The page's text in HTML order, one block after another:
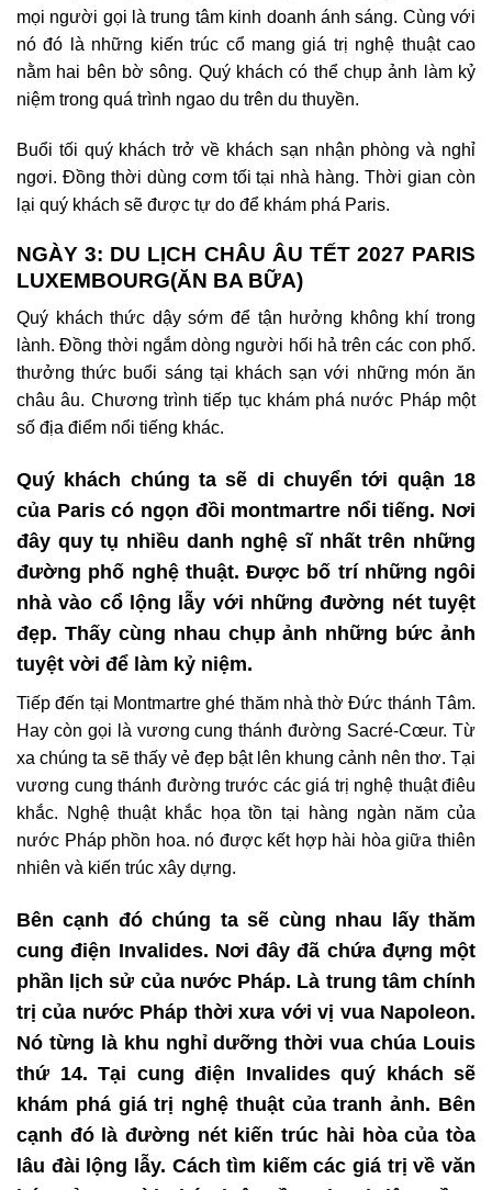
mọi người gọi là trung tâm kinh doanh ánh sáng. Cùng với
nó đó là những kiến trúc cổ mang giá trị nghệ thuật cao
nằm hai bên bờ sông. Quý khách có thể chụp ảnh làm kỷ
niệm trong quá trình ngao du trên du thuyền.
Buổi tối quý khách trở về khách sạn nhận phòng và nghỉ
ngơi. Đồng thời dùng cơm tối tại nhà hàng. Thời gian còn
lại quý khách sẽ được tự do để khám phá Paris.
NGÀY 3: DU LỊCH CHÂU ÂU TẾT 2027 PARIS
LUXEMBOURG(ĂN BA BỮA)
Quý khách thức dậy sớm để tận hưởng không khí trong
lành. Đồng thời ngắm dòng người hối hả trên các con phố.
thưởng thức buổi sáng tại khách sạn với những món ăn
châu âu. Chương trình tiếp tục khám phá nước Pháp một
số địa điểm nổi tiếng khác.
Quý khách chúng ta sẽ di chuyển tới quận 18
của Paris có ngọn đồi montmartre nổi tiếng. Nơi
đây quy tụ nhiều danh nghệ sĩ nhất trên những
đường phố nghệ thuật. Được bố trí những ngôi
nhà vào cổ lộng lẫy với những đường nét tuyệt
đẹp. Thấy cùng nhau chụp ảnh những bức ảnh
tuyệt vời để làm kỷ niệm.
Tiếp đến tại Montmartre ghé thăm nhà thờ Đức thánh Tâm.
Hay còn gọi là vương cung thánh đường Sacré-Cœur. Từ
xa chúng ta sẽ thấy vẻ đẹp bật lên khung cảnh nên thơ. Tại
vương cung thánh đường trước các giá trị nghệ thuật điêu
khắc. Nghệ thuật khắc họa tồn tại hàng ngàn năm của
nước Pháp phồn hoa. nó được kết hợp hài hòa giữa thiên
nhiên và kiến trúc xây dựng.
Bên cạnh đó chúng ta sẽ cùng nhau lấy thăm
cung điện Invalides. Nơi đây đã chứa đựng một
phần lịch sử của nước Pháp. Là trung tâm chính
trị của nước Pháp thời xưa với vị vua Napoleon.
Nó từng là khu nghỉ dưỡng thời vua chúa Louis
thứ 14. Tại cung điện Invalides quý khách sẽ
khám phá giá trị nghệ thuật của tranh ảnh. Bên
cạnh đó là đường nét kiến trúc hài hòa của tòa
lâu đài lộng lẫy. Cách tìm kiếm các giá trị về văn